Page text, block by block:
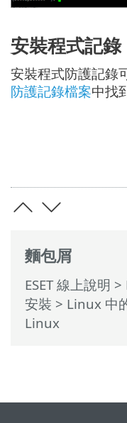
麵包屑
ESET 線上說明 >
安裝 > Linux 中
Linux
安裝程式記錄
安裝程式防護記錄
防護記錄檔案中找